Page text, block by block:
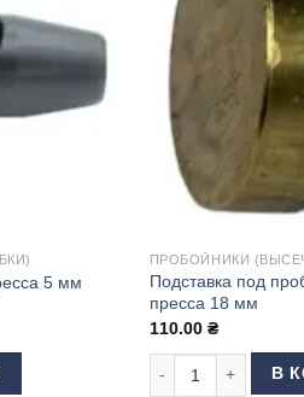
5 мм
для турецкого пресса 5 мм
ПРОБОЙНИКИ
Подставка под
пресса 18 мм
110.00 ₴
Количество
В